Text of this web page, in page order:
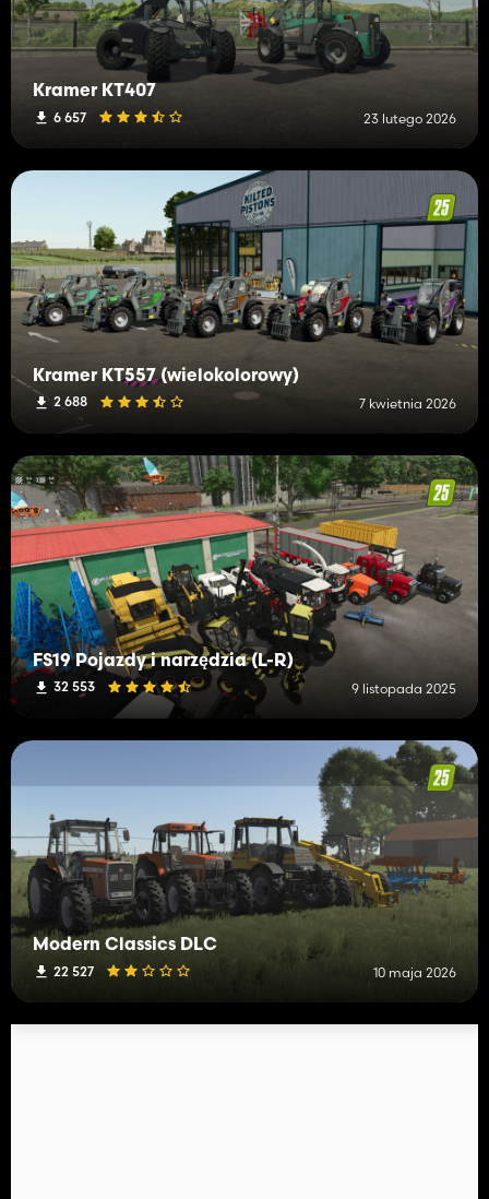
Kramer KT407
6 657 23 lutego 2026
Kramer KT557 (wielokolorowy)
2 688 7 kwietnia 2026
FS19 Pojazdy i narzędzia (L-R)
32 553 9 listopada 2025
Modern Classics DLC
22 527 10 maja 2026